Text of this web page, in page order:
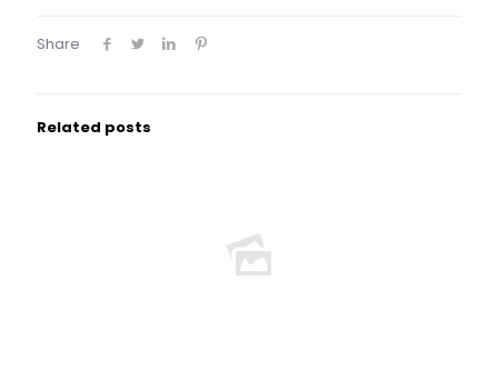
Share
Related posts